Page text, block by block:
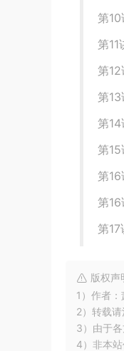
第
第
第
第
第
第
第
第
第
版权声
1）作者：
2）转载请
3）由于
4）非本